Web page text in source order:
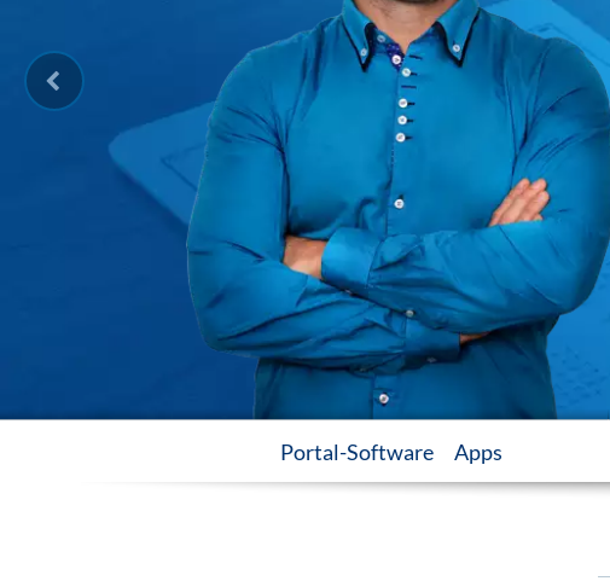
Portal-Software Apps